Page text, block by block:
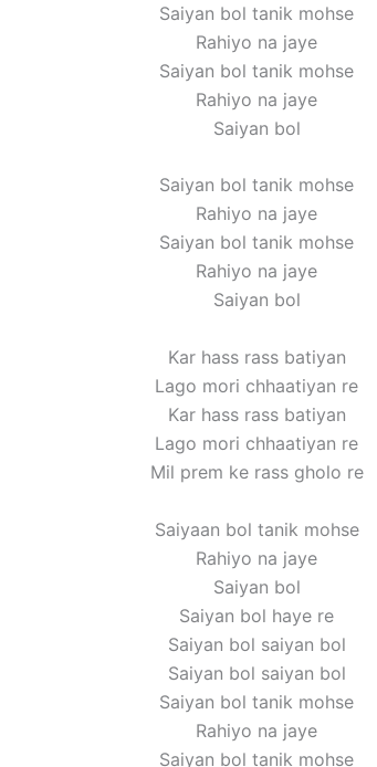
Saiyan bol tanik mohse
Rahiyo na jaye
Saiyan bol tanik mohse
Rahiyo na jaye
Saiyan bol
Saiyan bol tanik mohse
Rahiyo na jaye
Saiyan bol tanik mohse
Rahiyo na jaye
Saiyan bol
Kar hass rass batiyan
Lago mori chhaatiyan re
Kar hass rass batiyan
Lago mori chhaatiyan re
Mil prem ke rass gholo re
Saiyaan bol tanik mohse
Rahiyo na jaye
Saiyan bol
Saiyan bol haye re
Saiyan bol saiyan bol
Saiyan bol saiyan bol
Saiyan bol tanik mohse
Rahiyo na jaye
Saiyan bol tanik mohse